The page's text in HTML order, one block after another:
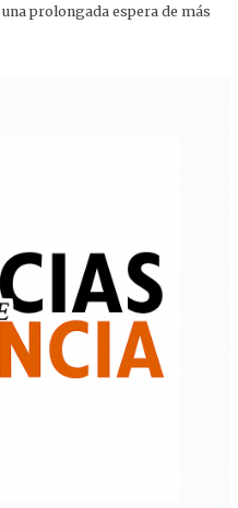
prolongada espera de más